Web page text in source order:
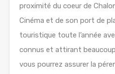
proximité du coeur de
Cinéma et de son port de
touristique toute l’année
connus et attirant
vous pourrez assurer la